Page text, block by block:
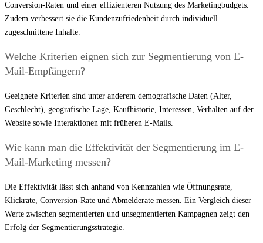
Conversion-Raten und einer effizienteren Nutzung des Marketingbudgets.
Zudem verbessert sie die Kundenzufriedenheit durch individuell
zugeschnittene Inhalte.
Welche Kriterien eignen sich zur Segmentierung von E-
Mail-Empfängern?
Geeignete Kriterien sind unter anderem demografische Daten (Alter,
Geschlecht), geografische Lage, Kaufhistorie, Interessen, Verhalten auf der
Website sowie Interaktionen mit früheren E-Mails.
Wie kann man die Effektivität der Segmentierung im E-
Mail-Marketing messen?
Die Effektivität lässt sich anhand von Kennzahlen wie Öffnungsrate,
Klickrate, Conversion-Rate und Abmelderate messen. Ein Vergleich dieser
Werte zwischen segmentierten und unsegmentierten Kampagnen zeigt den
Erfolg der Segmentierungsstrategie.